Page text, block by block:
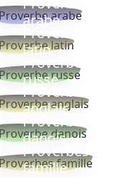
arabe
Proverbe
latin
Proverbe
russe
Proverbe
anglais
Proverbe
danois
Proverbes
famille